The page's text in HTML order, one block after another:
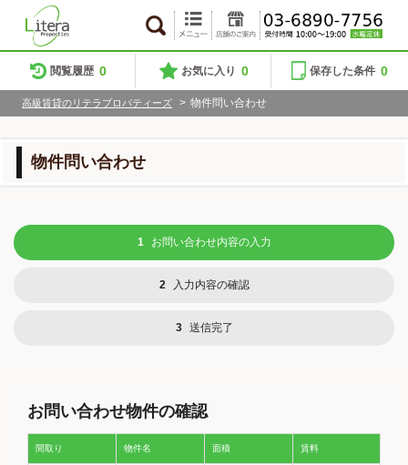
閲覧履歴 0 お気に入り 0 保存した条件 0
高級賃貸のリテラプロパティーズ > 物件問い合わせ
物件問い合わせ
1 お問い合わせ内容の入力
2 入力内容の確認
3 送信完了
お問い合わせ物件の確認
間取り 物件名 面積 賃料